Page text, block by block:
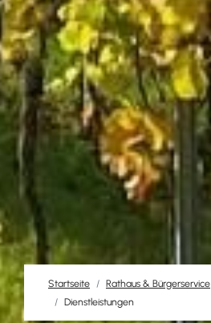
Startseite Rathaus & Bürgerservice
Dienstleistungen